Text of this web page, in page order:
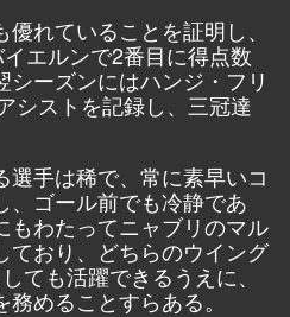
れていることを証明し、
エルンで2番目に得点数
ーズンにはハンジ・フリ
シストを記録し、三冠達
手は稀で、常に素早いコ
、ゴール前でも冷静であ
もわたってニャブリのマル
ており、どちらのウイング
ても活躍できるうえに、
めることすらある。